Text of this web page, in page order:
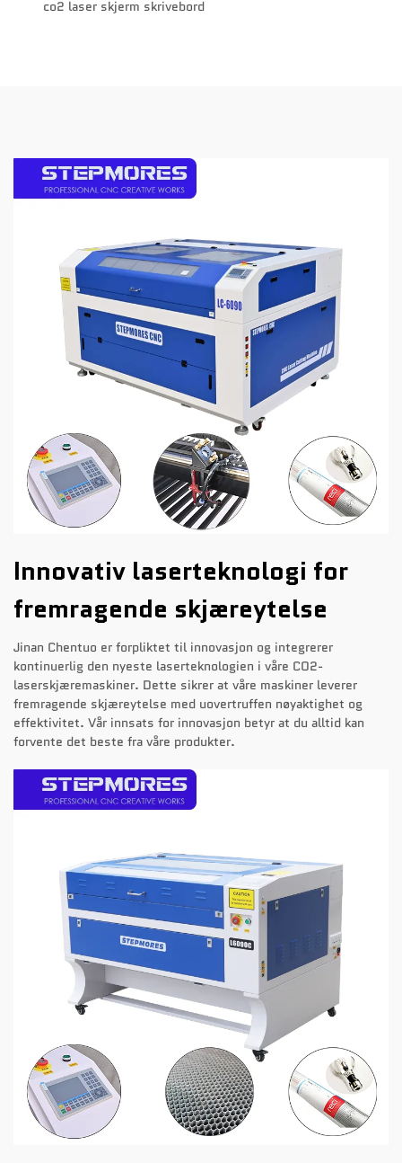
co2 laser skjerm skrivebord
Innovativ laserteknologi for
fremragende skjæreytelse
Jinan Chentuo er forpliktet til innovasjon og integrerer
kontinuerlig den nyeste laserteknologien i våre CO2-
laserskjæremaskiner. Dette sikrer at våre maskiner leverer
fremragende skjæreytelse med uovertruffen nøyaktighet og
effektivitet. Vår innsats for innovasjon betyr at du alltid kan
forvente det beste fra våre produkter.